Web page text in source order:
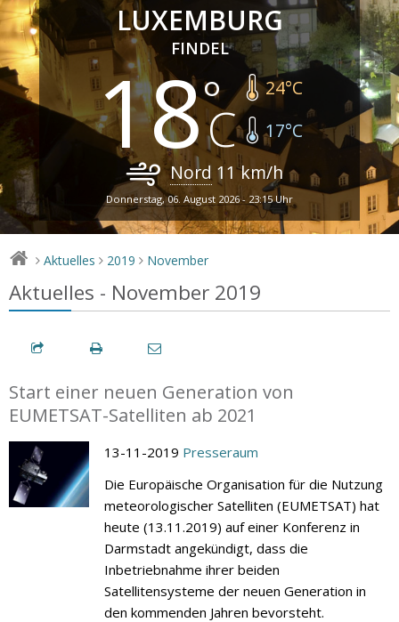
LUXEMBURG
FINDEL
18 24°C
17°C
Nord 11km/h
Donnerstag, 06. August 2026 - 23:15 Uhr
> Aktuelles > 2019 > November
Aktuelles - November 2019
Start einer neuen Generation von
EUMETSAT-Satelliten ab 2021
13-11-2019 Presseraum
Die Europäische Organisation für die Nutzung
meteorologischer Satelliten (EUMETSAT) hat
heute (13.11.2019) auf einer Konferenz in
Darmstadt angekündigt, dass die
Inbetriebnahme ihrer beiden
Satellitensysteme der neuen Generation in
den kommenden Jahren bevorsteht.